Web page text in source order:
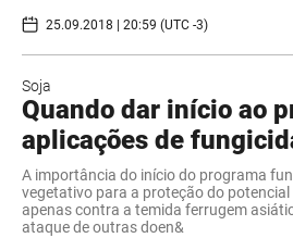
25.09.2018 | 20:59 (UTC -3)
Soja
Quando dar início ao
aplicações de
A importância do início do programa
vegetativo para a proteção do
apenas contra a temida ferrugem
ataque de outras doen&